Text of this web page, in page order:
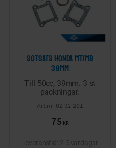
Sotsats Honda MT/MB
39mm
Till 50cc, 39mm. 3 st
packningar.
02-32-201
75 KR
2-5 vardagar